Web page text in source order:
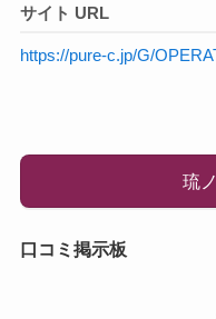
サイト URL
https://pure-c.jp/G/
琉
口コミ掲示板